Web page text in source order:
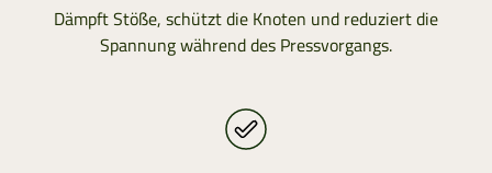
Dämpft Stöße, schützt die Knoten und reduziert die
Spannung während des Pressvorgangs.